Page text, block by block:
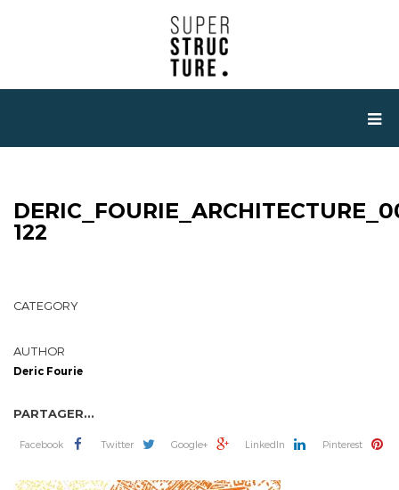
122
CATEGORY
AUTHOR
Deric Fourie
PARTAGER...
Facebook Twitter Google+ LinkedIn Pinterest